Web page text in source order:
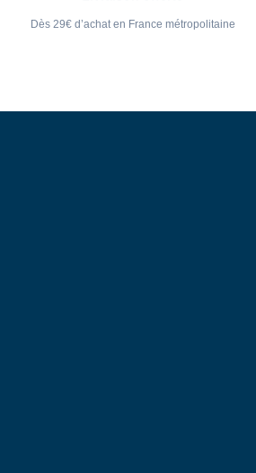
Dès 29€ d’achat en France métropolitaine